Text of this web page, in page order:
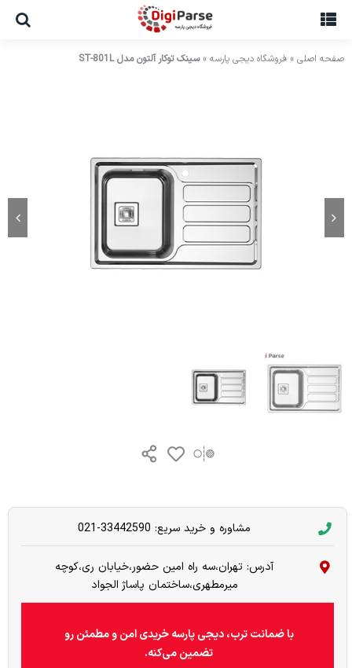
صفحه اصلی » فروشگاه دیجی پارسه »سینک توکار آلتون مدل ST-801L
مشاوره و خرید سریع: 33442590-021
آدرس: تهران،سه راه امین حضور،خیابان ری،کوچه
میرمطهری،ساختمان پاساژ الجواد
با ضمانت ترب، دیجی پارسه خریدی امن و مطمئن رو
تضمین می‌کنه.